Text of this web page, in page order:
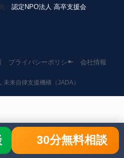
30分無料相談
： 認定NPO法人 高卒支援会
プライバシーポリシー 会社情報
来自律支援機構（JADA）